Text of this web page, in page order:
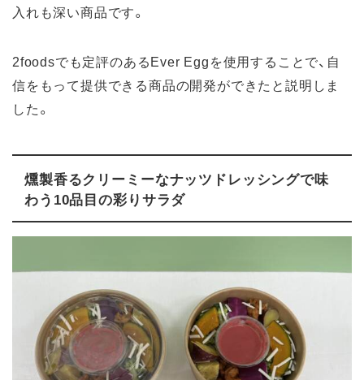
入れも深い商品です。
2foodsでも定評のあるEver Eggを使用することで、自
信をもって提供できる商品の開発ができたと説明しま
した。
燻製香るクリーミーなナッツドレッシングで味
わう10品目の彩りサラダ